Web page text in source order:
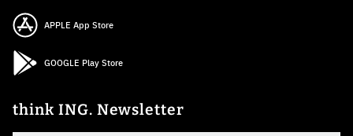
APPLE App Store
GOOGLE Play Store
think ING. Newsletter